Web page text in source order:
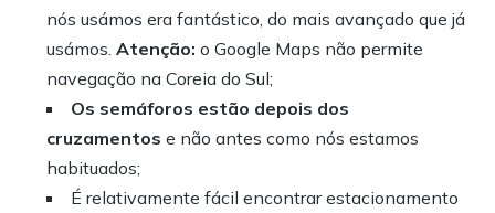
nós usámos era fantástico, do mais avançado que já
usámos.Atenção: o Google Maps não permite
navegação na Coreia do Sul;
Os semáforos estão depois dos
cruzamentos e não antes como nós estamos
habituados;
É relativamente fácil encontrar estacionamento